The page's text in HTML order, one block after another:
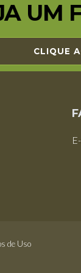
UM
CLIQUE
de Uso